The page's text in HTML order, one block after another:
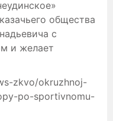
общества
с
и желает
zkvo/okruzhnoj-
po-sportivnomu-